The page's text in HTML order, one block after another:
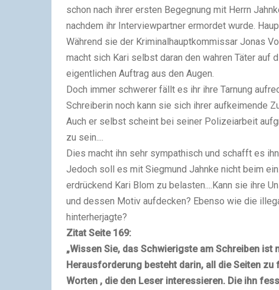
schon nach ihrer ersten Begegnung mit Herrn
nachdem ihr Interviewpartner ermordet wurde.
Während sie der Kriminalhauptkommissar Jonas
macht sich Kari selbst daran den wahren Täter auf
eigentlichen Auftrag aus den Augen.
Doch immer schwerer fällt es ihr ihre Tarnung
Schreiberin noch kann sie sich ihrer aufkeimende
Auch er selbst scheint bei seiner Polizeiarbeit
zu sein....
Dies macht ihn sehr sympathisch und schafft es
Jedoch soll es mit Siegmund Jahnke nicht beim
erdrückend Kari Blom zu belasten....Kann sie ihre
und dessen Motiv aufdecken? Ebenso wie die
hinterherjagte?
Zitat Seite 169:
„Wissen Sie, das Schwierigste am Schreiben
Herausforderung besteht darin, all die Seiten
Worten , die den Leser interessieren. Die ihn